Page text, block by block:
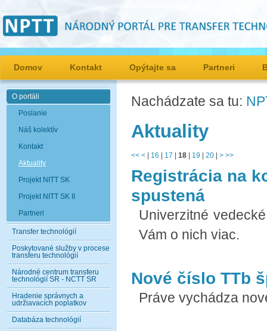
Domov Kontakt Opýtajte sa Partneri
O portáli
Poslanie
Náš kolektív
Kontakt
Aktuality
Projekt NITT SK
Projekt NITT SK II
Partneri
Transfer technológií
Poskytované služby v procese
transferu technológií
Národné centrum transferu
technológií SR - NCTT SR
Hradenie správnych a
udržiavacích poplatkov
Databáza technológií
Nachádzate sa tu:
Aktuality
<< < 16 17 18 19 20 > >>
Registrácia na
spustená
Univerzitné
Vám o nich viac.
Nové číslo TTb
Práve vychádza